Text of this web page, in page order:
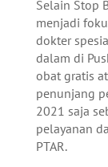
Selain Stop
menjadi
dokter
dalam di
obat gratis
penunjang
2021 saja
pelayanan
PTAR.